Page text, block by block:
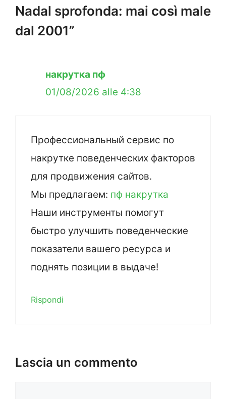
Nadal sprofonda: mai così male
dal 2001”
накрутка пф
01/08/2026 alle 4:38
Профессиональный сервис по
накрутке поведенческих факторов
для продвижения сайтов.
Мы предлагаем: пф накрутка
Наши инструменты помогут
быстро улучшить поведенческие
показатели вашего ресурса и
поднять позиции в выдаче!
Rispondi
Lascia un commento